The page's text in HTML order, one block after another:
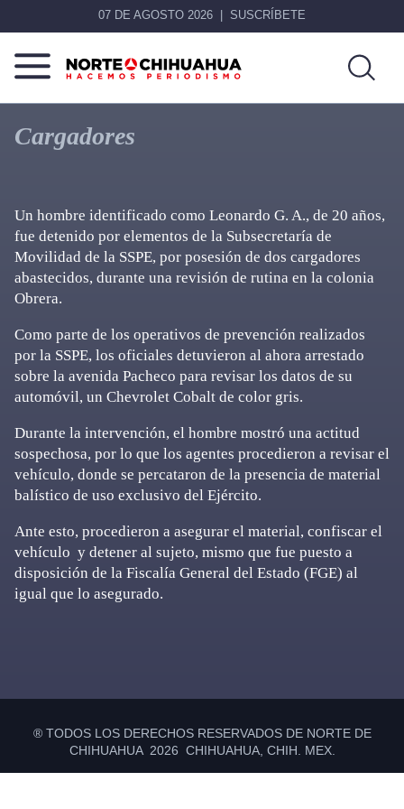
07 DE AGOSTO 2026 SUSCRÍBETE
Norte
Chihuahua
Más
que
noticias,
Cargadores
Un hombre identificado como Leonardo G. A., de 20 años,
fue detenido por elementos de la Subsecretaría de
Movilidad de la SSPE, por posesión de dos cargadores
abastecidos, durante una revisión de rutina en la colonia
Obrera.
Como parte de los operativos de prevención realizados
por la SSPE, los oficiales detuvieron al ahora arrestado
sobre la avenida Pacheco para revisar los datos de su
automóvil, un Chevrolet Cobalt de color gris.
Durante la intervención, el hombre mostró una actitud
sospechosa, por lo que los agentes procedieron a revisar el
vehículo, donde se percataron de la presencia de material
balístico de uso exclusivo del Ejército.
Ante esto, procedieron a asegurar el material, confiscar el
vehículo y detener al sujeto, mismo que fue puesto a
disposición de la Fiscalía General del Estado (FGE) al
igual que lo asegurado.
® TODOS LOS DERECHOS RESERVADOS DE NORTE DE
CHIHUAHUA 2026 CHIHUAHUA, CHIH. MEX.